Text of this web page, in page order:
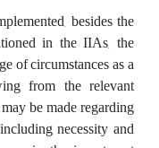
besides the
in the IIAs, the
of circumstances as a
from the relevant
be made regarding
necessity and